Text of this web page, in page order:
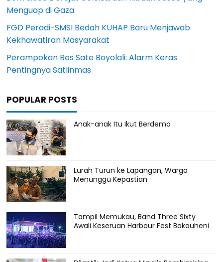
Menguap di Gaza
FGD Peradi-SMSI Bedah KUHAP Baru Menjawab
Kekhawatiran Masyarakat
Perampokan Bos Sate Boyolali: Alarm Keras
Pentingnya Satlinmas
POPULAR POSTS
Anak-anak Itu Ikut Berdemo
Lurah Turun ke Lapangan, Warga
Menunggu Kepastian
Tampil Memukau, Band Three Sixty
Awali Keseruan Harbour Fest Bakauheni